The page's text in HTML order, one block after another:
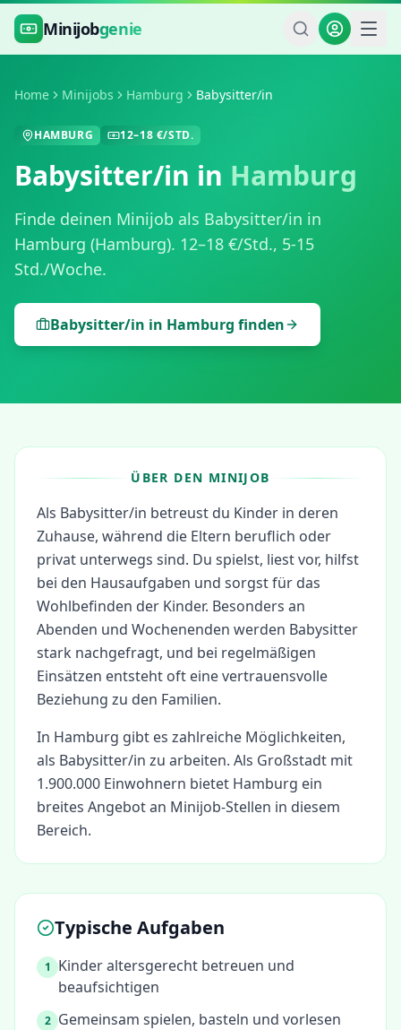
Zum Hauptinhalt springen
Minijobgenie
Home Minijobs Hamburg Babysitter/in
HAMBURG 12–18 €/STD.
Babysitter/in in Hamburg
Finde deinen Minijob als Babysitter/in in
Hamburg (Hamburg). 12–18 €/Std., 5-15
Std./Woche.
Babysitter/in in Hamburg finden
ÜBER DEN MINIJOB
Als Babysitter/in betreust du Kinder in deren
Zuhause, während die Eltern beruflich oder
privat unterwegs sind. Du spielst, liest vor, hilfst
bei den Hausaufgaben und sorgst für das
Wohlbefinden der Kinder. Besonders an
Abenden und Wochenenden werden Babysitter
stark nachgefragt, und bei regelmäßigen
Einsätzen entsteht oft eine vertrauensvolle
Beziehung zu den Familien.
In Hamburg gibt es zahlreiche Möglichkeiten,
als Babysitter/in zu arbeiten. Als Großstadt mit
1.900.000 Einwohnern bietet Hamburg ein
breites Angebot an Minijob-Stellen in diesem
Bereich.
Typische Aufgaben
1
Kinder altersgerecht betreuen und
beaufsichtigen
2 Gemeinsam spielen, basteln und vorlesen